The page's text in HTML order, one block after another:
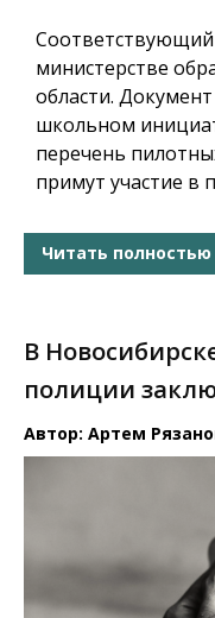
Соответствующий
министерстве
области.
школьном
перечень
примут участие в
Читать полностью
В
полиции
Автор: Артем